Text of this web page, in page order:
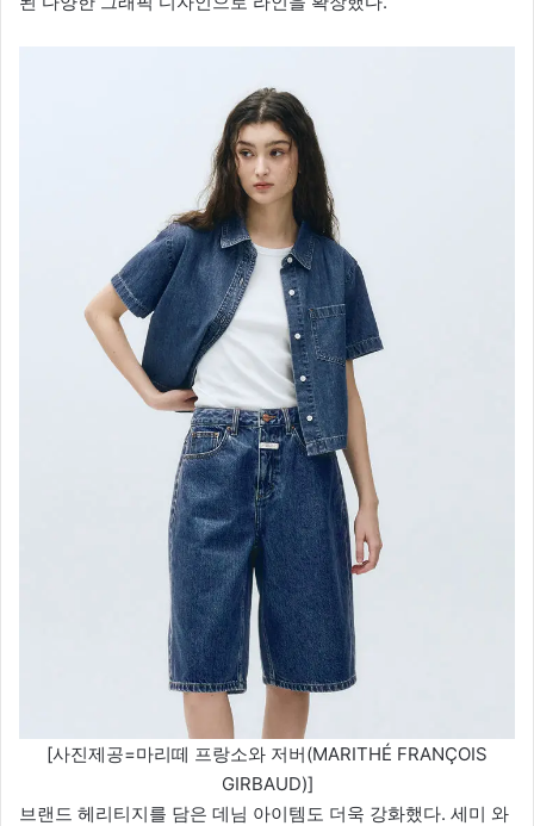
[사진제공=마리떼 프랑소와 저버(MARITHÉ FRANÇOIS
GIRBAUD)]
브랜드 헤리티지를 담은 데님 아이템도 더욱 강화했다. 세미 와